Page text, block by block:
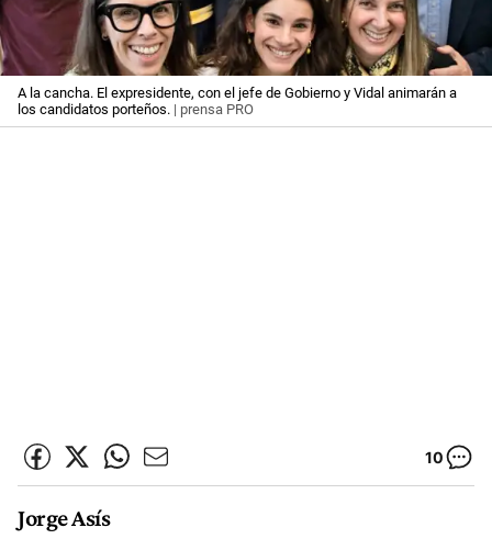
A la cancha. El expresidente, con el jefe de Gobierno y Vidal animarán a
los candidatos porteños. | prensa PRO
10
Jorge Asís